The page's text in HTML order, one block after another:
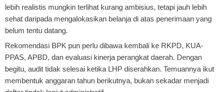
lebih realistis mungkin terlihat kurang ambisius, tetapi jauh lebih
sehat daripada mengalokasikan belanja di atas penerimaan yang
belum tentu datang.
Rekomendasi BPK pun perlu dibawa kembali ke RKPD, KUA-
PPAS, APBD, dan evaluasi kinerja perangkat daerah. Dengan
begitu, audit tidak selesai ketika LHP diserahkan. Temuannya ikut
membentuk anggaran tahun berikutnya, bukan sekadar menjadi